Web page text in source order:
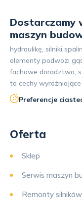
Dostarczamy
maszyn
hydraulikę, silniki
elementy podwozi
fachowe doradztwo,
to cechy
Preferencje
Oferta
Sklep
Serwis maszyn
Remonty